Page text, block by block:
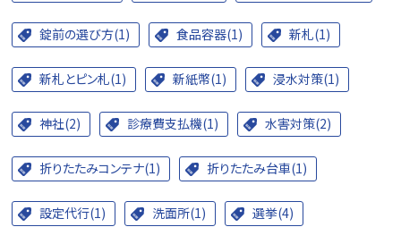
錠前の選び方(1) 食品容器(1) 新札(1)
新札とピン札(1) 新紙幣(1) 浸水対策(1)
神社(2) 診療費支払機(1) 水害対策(2)
折りたたみコンテナ(1) 折りたたみ台車(1)
設定代行(1) 洗面所(1) 選挙(4)